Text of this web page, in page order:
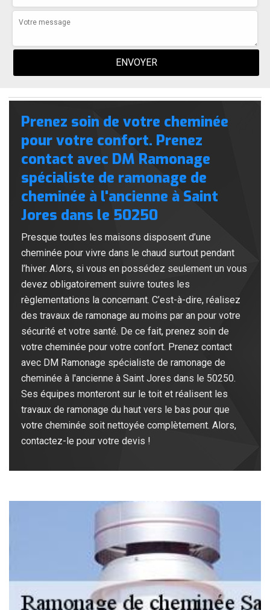
Prenez soin de votre cheminée
pour votre confort. Prenez
contact avec DM Ramonage
spécialiste de ramonage de
cheminée à l'ancienne à Saint
Jores dans le 50250
Presque toutes les maisons disposent d’une
cheminée pour vivre dans le chaud surtout pendant
l’hiver. Alors, si vous en possédez seulement un vous
devez obligatoirement suivre toutes les
règlementations la concernant. C’est-à-dire, réalisez
des travaux de ramonage au moins par an pour votre
sécurité et votre santé. De ce fait, prenez soin de
votre cheminée pour votre confort. Prenez contact
avec DM Ramonage spécialiste de ramonage de
cheminée à l'ancienne à Saint Jores dans le 50250.
Ses équipes monteront sur le toit et réalisent les
travaux de ramonage du haut vers le bas pour que
votre cheminée soit nettoyée complètement. Alors,
contactez-le pour votre devis !